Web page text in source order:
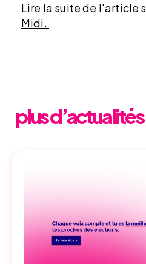
Lire la suite de l'article
Midi.
plus d’actualités